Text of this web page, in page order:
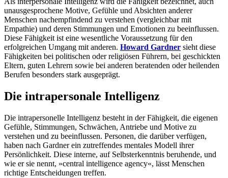
unausgesprochene Motive, Gefühle und Absichten anderer
Menschen nachempfindend zu verstehen (vergleichbar mit
Empathie) und deren Stimmungen und Emotionen zu beeinflussen.
Diese Fähigkeit ist eine wesentliche Voraussetzung für den
erfolgreichen Umgang mit anderen. Howard Gardner sieht diese
Fähigkeiten bei politischen oder religiösen Führern, bei geschickten
Eltern, guten Lehrern sowie bei anderen beratenden oder heilenden
Berufen besonders stark ausgeprägt.
Die intrapersonale Intelligenz
Die intrapersonelle Intelligenz besteht in der Fähigkeit, die eigenen
Gefühle, Stimmungen, Schwächen, Antriebe und Motive zu
verstehen und zu beeinflussen. Personen, die darüber verfügen,
haben nach Gardner ein zutreffendes mentales Modell ihrer
Persönlichkeit. Diese interne, auf Selbsterkenntnis beruhende, und
wie er sie nennt, »central intelligence agency«, lässt Menschen
richtige Entscheidungen treffen.